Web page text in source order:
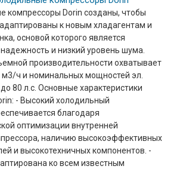
компрессоры Dorin созданы, чтобы
к новым хладагентам и
основой которого является
и низкий уровень шума.
производительности охватывает
м3/ч и номинальных мощностей эл.
80 л.с. Основные характеристики
- Высокий холодильный
благодаря
оптимизации внутренней
наличию высокоэффективных
и высокотехничных компонентов. -
ко всем известным